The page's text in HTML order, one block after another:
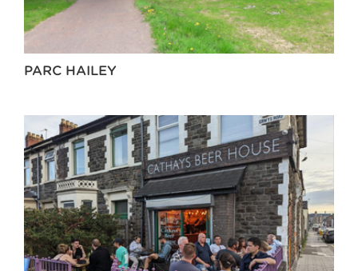
PARC HAILEY